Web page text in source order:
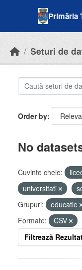
Primăria
Seturi de
Order by
No
Cuvinte cheie:
universitati
Grupuri:
educatie
Formate:
CSV
Filtrează